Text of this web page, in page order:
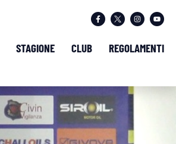
STAGIONE CLUB REGOLAMENTI